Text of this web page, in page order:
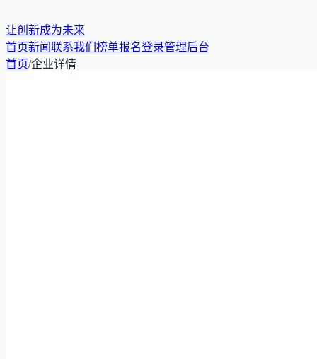
让创新成为未来
首页新闻联系我们 榜单报名登录管理后台
首页/企业详情